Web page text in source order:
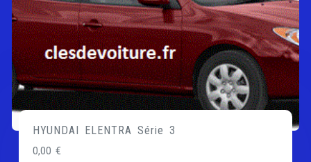
HYUNDAI ELENTRA Série 3
0,00€